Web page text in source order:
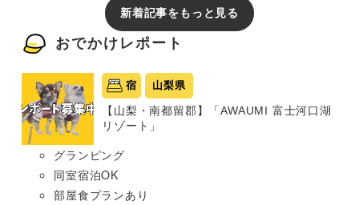
新着記事をもっと見る
おでかけレポート
宿 山梨県
【山梨・南都留郡】「AWAUMI 富士河口湖
リゾート」
グランピング
同室宿泊OK
部屋食プランあり